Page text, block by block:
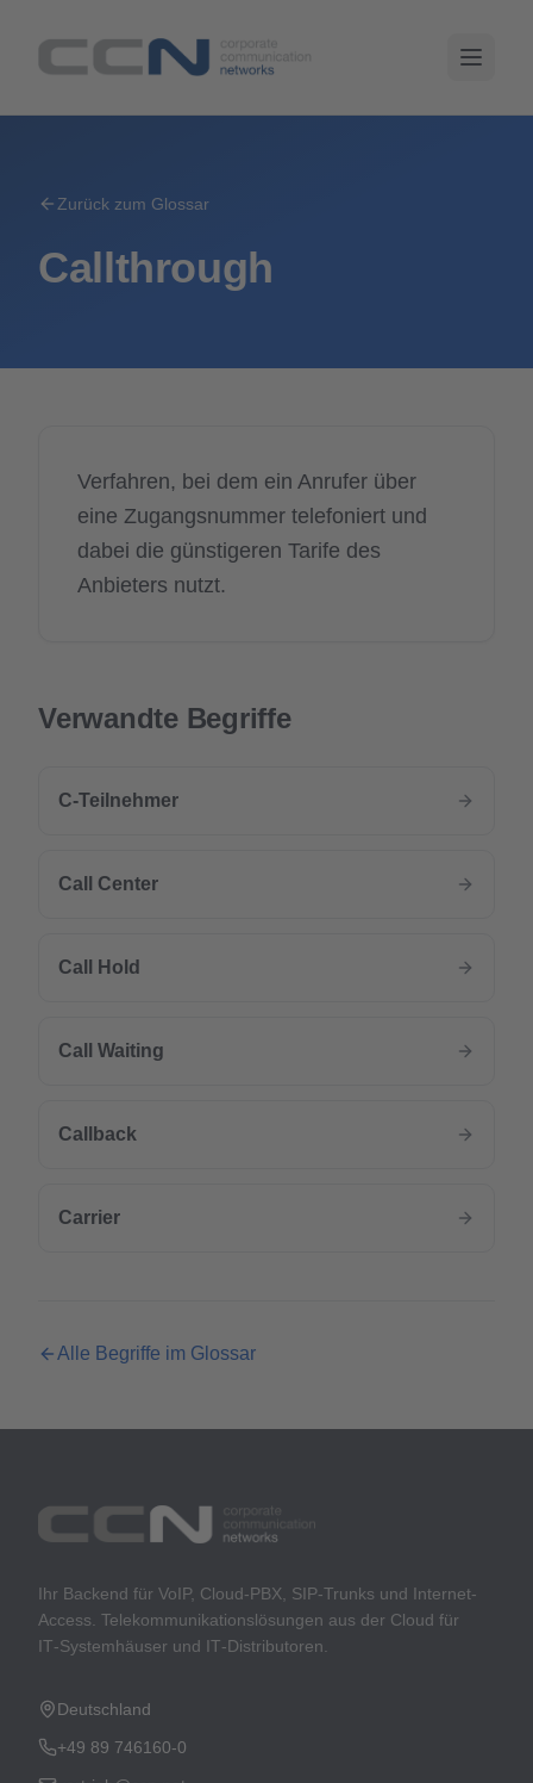
Zurück zum Glossar
Callthrough
Verfahren, bei dem ein Anrufer über
eine Zugangsnummer telefoniert und
dabei die günstigeren Tarife des
Anbieters nutzt.
Verwandte Begriffe
C-Teilnehmer
Call Center
Call Hold
Call Waiting
Callback
Carrier
Alle Begriffe im Glossar
Ihr Backend für VoIP, Cloud-PBX, SIP-Trunks und Internet-
Access. Telekommunikationslösungen aus der Cloud für
IT‑Systemhäuser und IT‑Distributoren.
Deutschland
+49 89 746160-0